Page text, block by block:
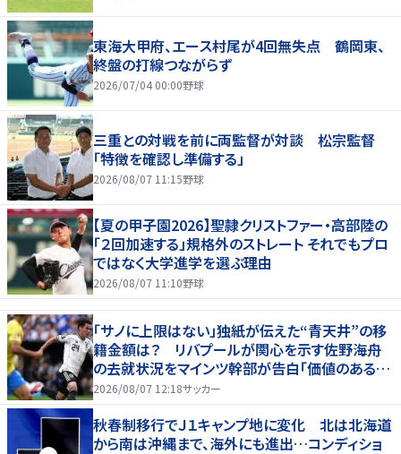
東海大甲府、エース村尾が4回無失点 鶴岡東、
終盤の打線つながらず
2026/07/04 00:00野球
三重との対戦を前に両監督が対談 松宗監督
「特徴を確認し準備する」
2026/08/07 11:15野球
【夏の甲子園2026】聖隷クリストファー・高部陸の
「２回加速する」規格外のストレート それでもプロ
ではなく大学進学を選ぶ理由
2026/08/07 11:10野球
「サノに上限はない」独紙が伝えた“青天井”の移
籍金額は？ リバプールが関心を示す佐野海舟
の去就状況をマインツ幹部が告白「価値のあるも
のになる」
2026/08/07 12:18サッカー
秋春制移行でＪ１キャンプ地に変化 北は北海道
から南は沖縄まで、海外にも進出…コンディショ